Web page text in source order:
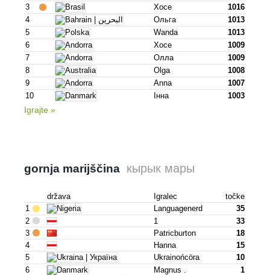
3
Хосе
1016
4
Ольга
1013
5
Wanda
1013
6
Хосе
1009
7
Олла
1009
8
Olga
1008
9
Anna
1007
10
Інна 1003
Igrajte »
gornja marijščina кырык мары
država Igralec
točke
1
Languagenerd
35
2
1
33
3
Patricburton
18
4
Hanna
15
5
Ukrainońcöra
10
6
Magnus .
1